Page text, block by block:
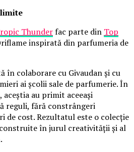
Thunderfac parte din Top
inspirată din parfumeria de
în colaborare cu Givaudan și cu
ai școlii sale de parfumerie. În
au primit aceeași
reguli, fără constrângeri
de cost. Rezultatul este o colecție
în jurul creativității și al